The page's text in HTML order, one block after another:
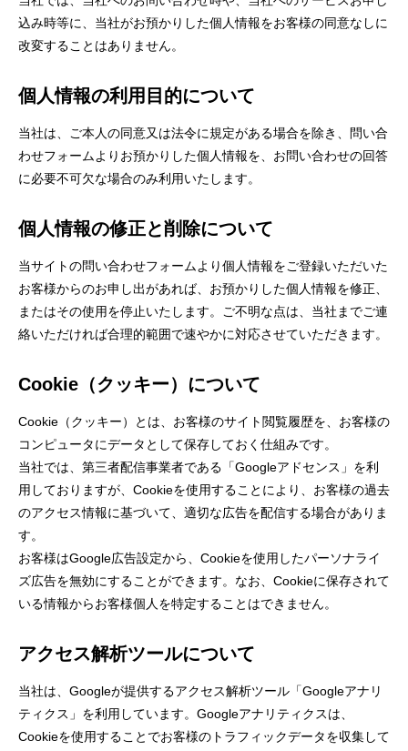
込み時等に、当社がお預かりした個人情報をお客様の同意なしに
改変することはありません。
個人情報の利用目的について
当社は、ご本人の同意又は法令に規定がある場合を除き、問い合
わせフォームよりお預かりした個人情報を、お問い合わせの回答
に必要不可欠な場合のみ利用いたします。
個人情報の修正と削除について
当サイトの問い合わせフォームより個人情報をご登録いただいた
お客様からのお申し出があれば、お預かりした個人情報を修正、
またはその使用を停止いたします。ご不明な点は、当社までご連
絡いただければ合理的範囲で速やかに対応させていただきます。
Cookie（クッキー）について
Cookie（クッキー）とは、お客様のサイト閲覧履歴を、お客様の
コンピュータにデータとして保存しておく仕組みです。
当社では、第三者配信事業者である「Googleアドセンス」を利
用しておりますが、Cookieを使用することにより、お客様の過去
のアクセス情報に基づいて、適切な広告を配信する場合がありま
す。
お客様はGoogle広告設定から、Cookieを使用したパーソナライ
ズ広告を無効にすることができます。なお、Cookieに保存されて
いる情報からお客様個人を特定することはできません。
アクセス解析ツールについて
当社は、Googleが提供するアクセス解析ツール「Googleアナリ
ティクス」を利用しています。Googleアナリティクスは、
Cookieを使用することでお客様のトラフィックデータを収集して